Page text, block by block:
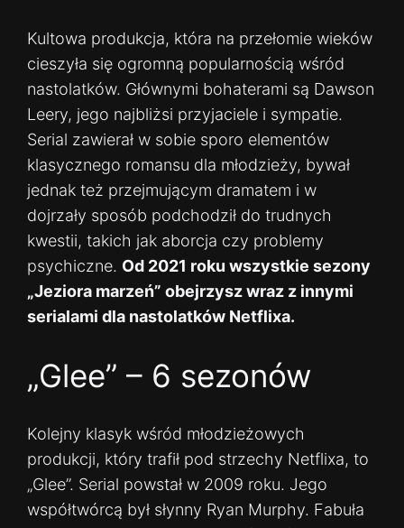
Kultowa produkcja, która na przełomie wieków
cieszyła się ogromną popularnością wśród
nastolatków. Głównymi bohaterami są Dawson
Leery, jego najbliżsi przyjaciele i sympatie.
Serial zawierał w sobie sporo elementów
klasycznego romansu dla młodzieży, bywał
jednak też przejmującym dramatem i w
dojrzały sposób podchodził do trudnych
kwestii, takich jak aborcja czy problemy
psychiczne. Od 2021 roku wszystkie sezony
„Jeziora marzeń” obejrzysz wraz z innymi
serialami dla nastolatków Netflixa.
„Glee” – 6 sezonów
Kolejny klasyk wśród młodzieżowych
produkcji, który trafił pod strzechy Netflixa, to
„Glee”. Serial powstał w 2009 roku. Jego
współtwórcą był słynny Ryan Murphy. Fabuła